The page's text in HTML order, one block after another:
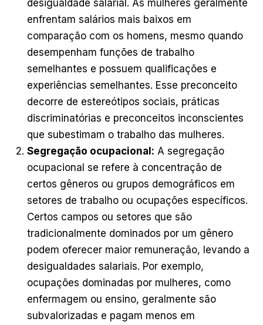
desigualdade salarial. As mulheres geralmente
enfrentam salários mais baixos em
comparação com os homens, mesmo quando
desempenham funções de trabalho
semelhantes e possuem qualificações e
experiências semelhantes. Esse preconceito
decorre de estereótipos sociais, práticas
discriminatórias e preconceitos inconscientes
que subestimam o trabalho das mulheres.
Segregação ocupacional: A segregação
ocupacional se refere à concentração de
certos gêneros ou grupos demográficos em
setores de trabalho ou ocupações específicos.
Certos campos ou setores que são
tradicionalmente dominados por um gênero
podem oferecer maior remuneração, levando a
desigualdades salariais. Por exemplo,
ocupações dominadas por mulheres, como
enfermagem ou ensino, geralmente são
subvalorizadas e pagam menos em